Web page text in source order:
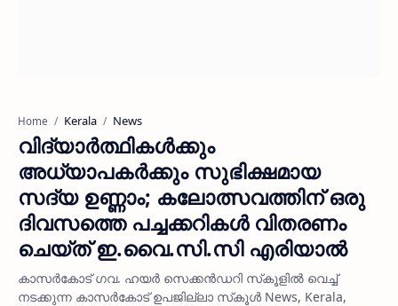
Home Kerala News
വിദ്യാര്‍ത്ഥികള്‍ക്കും
അധ്യാപകര്‍ക്കും സുഭിക്ഷമായ
സദ്യ ഉണ്ണാം; കലോത്സവത്തിന് ഒരു
ദിവസത്തെ പച്ചക്കറികള്‍ വിതരണം
ചെയ്ത് ഇ.വൈ.സി.സി എരിയാല്‍
കാസര്‍കോട് ഗവ. ഹയര്‍ സെക്കന്‍ഡറി സ്‌കൂളില്‍ വെച്ച്
നടക്കുന്ന കാസര്‍കോട് ഉപജില്ലാ സ്‌കൂള്‍ News, Kerala,